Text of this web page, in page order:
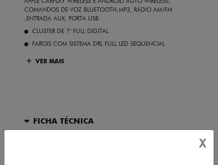
COMANDOS DE VOZ BLUETOOTH,MP3, RÁDIO AM/FM
,ENTRADA AUX, PORTA USB
CLUSTER DE 7" FULL DIGITAL
FAROIS COM SISTEMA DRL FULL LED SEQUENCIAL
VER MAIS
FICHA TÉCNICA
X